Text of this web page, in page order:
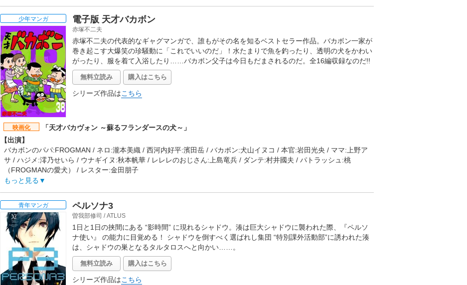
野原一家。
行き先はなんと…ラテンのリズムぶりぶりのメキシコ！！
おねいさんがみんなボン・キュッ・ボボ～ンと聞いて喜んで旅立つ
しんのすけだが、待っていたのは…動くサボテンだったぁ～！
【制作会社】
シンエイ動画
【スタッフ情報】
原作:臼井儀人(らくだ社)「月刊まんがタウン」(双葉社)連載
監督:橋本昌和
脚本:うえのきみこ
【公開日】
2015年4月18日
少年マンガ 電子版 天才バカボン
赤塚不二夫
赤塚不二夫の代表的なギャグマンガで、誰もがその名を知るベストセラー作品。バカボン一家が
巻き起こす大爆笑の珍騒動に「これでいいのだ」！水たまりで魚を釣ったり、透明の犬をかわい
がったり、服を着て入浴したり……バカボン父子は今日もだまされるのだ。全16編収録なのだ!!
無料立読み 購入はこちら
シリーズ作品はこちら
映画化
「天才バカヴォン ～蘇るフランダースの犬～」
【出演】
バカボンのパパ:FROGMAN / ネロ:瀧本美織 / 西河内好平:濱田岳 / バカボン:犬山イヌコ / 本官:岩田光央 / ママ:上野ア
サ / ハジメ:澪乃せいら / ウナギイヌ:秋本帆華 / レレレのおじさん:上島竜兵 / ダンテ:村井國夫 / パトラッシュ:桃
（FROGMANの愛犬） / レスター:金田朋子
【あらすじ】
で、毎日楽しく暮らしている。ところが、そんな一家の元に、不審な男達が次々と現れるようになる。その正体は、
悪の秘密結社・インテリペリ。彼らはなぜか"バカボンのパパの本名"を知りたがっており、あらゆる方法でパパに近
付くが、パパに翻弄されるばかりで一向に本名を聞き出せない。そこでインテリペリの総帥・ダンテは、息子のバカ
ボンからパパの本名を聞き出そうと目論む。「子供と仲良くなるには、子供が一番だ。…特別な子供がな。」そうし
て召喚されたのは、地獄へと堕ちた「フランダースの犬」の主人公、ネロとパトラッシュの魂だった! 狙われたバカ
ボンの運命は? そして、バカボンのパパの本名に隠された秘密とは? 天才バカボンと悪の秘密結社とフランダースの
犬による、未曾有の戦いが始まる…。
【制作会社】
DLE
もっと見る
青年マンガ ペルソナ3
曽我部修司 /ATLUS
1日と1日の挟間にある “影時間” に現れるシャドウ。湊は巨大シャドウに襲われた際、『ペルソ
ナ使い』 の能力に目覚める！ シャドウを倒すべく選ばれし集団 “特別課外活動部”に誘われた湊
は、シャドウの巣となるタルタロスへと向かい……。
無料立読み 購入はこちら
シリーズ作品はこちら